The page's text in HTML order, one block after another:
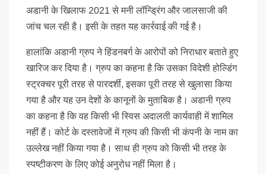
अडानी के खिलाफ 2021 से मनी लॉन्ड्रिंग और जालसाजी की
जांच चल रही है। इसी के तहत यह कार्रवाई की गई है।
हालांकि अडानी ग्रुप ने हिंडनबर्ग के आरोपों को निराधार बताते हुए
खारिज कर दिया है। ग्रुप का कहना है कि उसका विदेशी होल्डिंग
स्ट्रक्चर पूरी तरह से पारदर्शी, इसका पूरी तरह से खुलासा किया
गया है और यह उन देशों के कानूनों के मुताबिक है। अडानी ग्रुप
का कहना है कि वह किसी भी स्विस अदालती कार्यवाही में शामिल
नहीं हैं। कोर्ट के दस्तावेजों में ग्रुप की किसी भी कंपनी के नाम का
उल्लेख नहीं किया गया है। साथ ही ग्रुप को किसी भी तरह के
स्पष्टीकरण के लिए कोई अनुरोध नहीं मिला है।